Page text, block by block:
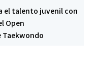
el talento juvenil con
Open
Taekwondo